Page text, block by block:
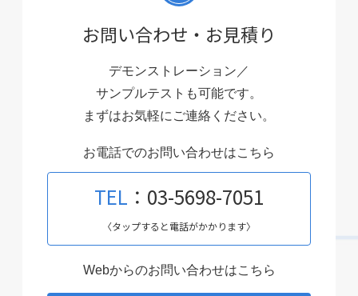
お問い合わせ・お見積り
デモンストレーション／
サンプルテストも可能です。
まずはお気軽にご連絡ください。
お電話でのお問い合わせはこちら
TEL ：03-5698-7051
〈タップすると電話がかかります〉
Webからのお問い合わせはこちら